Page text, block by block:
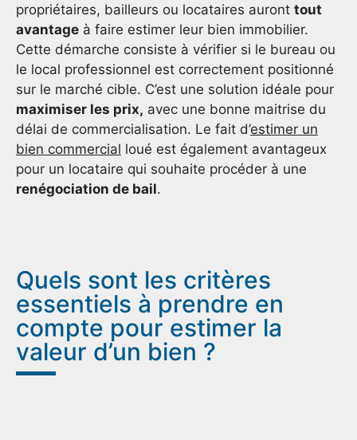
propriétaires, bailleurs ou locataires auront tout
avantage à faire estimer leur bien immobilier.
Cette démarche consiste à vérifier si le bureau ou
le local professionnel est correctement positionné
sur le marché cible. C’est une solution idéale pour
maximiser les prix, avec une bonne maitrise du
délai de commercialisation. Le fait d’estimer un
bien commercial loué est également avantageux
pour un locataire qui souhaite procéder à une
renégociation de bail.
Quels sont les critères
essentiels à prendre en
compte pour estimer la
valeur d’un bien ?